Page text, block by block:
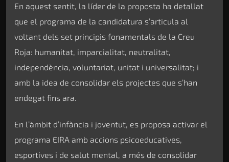
En aquest sentit, la líder de la proposta ha detallat
que el programa de la candidatura s’articula al
voltant dels set principis fonamentals de la Creu
Roja: humanitat, imparcialitat, neutralitat,
independència, voluntariat, unitat i universalitat; i
amb la idea de consolidar els projectes que s’han
endegat fins ara.
En l’àmbit d’infància i joventut, es proposa activar el
programa EIRA amb accions psicoeducatives,
esportives i de salut mental, a més de consolidar